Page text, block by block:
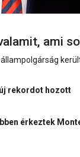
ami
rekordot hozott
érkeztek